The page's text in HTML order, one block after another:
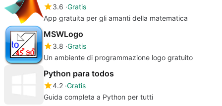
3.6 Gratis
App gratuita per gli amanti della matematica
MSWLogo
3.8 Gratis
Un ambiente di programmazione logo gratuito
Python para todos
4.2 Gratis
Guida completa a Python per tutti